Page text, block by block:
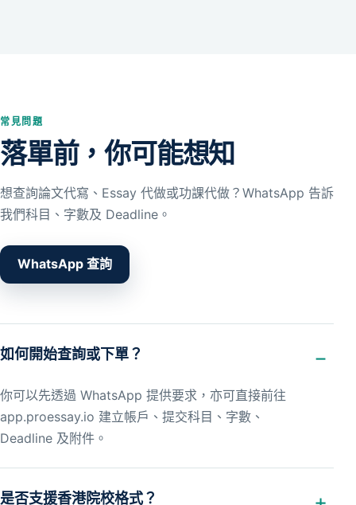
常見問題
落單前，你可能想知
想查詢論文代寫、Essay 代做或功課代做？WhatsApp 告訴
我們科目、字數及 Deadline。
WhatsApp 查詢
如何開始查詢或下單？
你可以先透過 WhatsApp 提供要求，亦可直接前往
app.proessay.io 建立帳戶、提交科目、字數、
Deadline 及附件。
是否支援香港院校格式？